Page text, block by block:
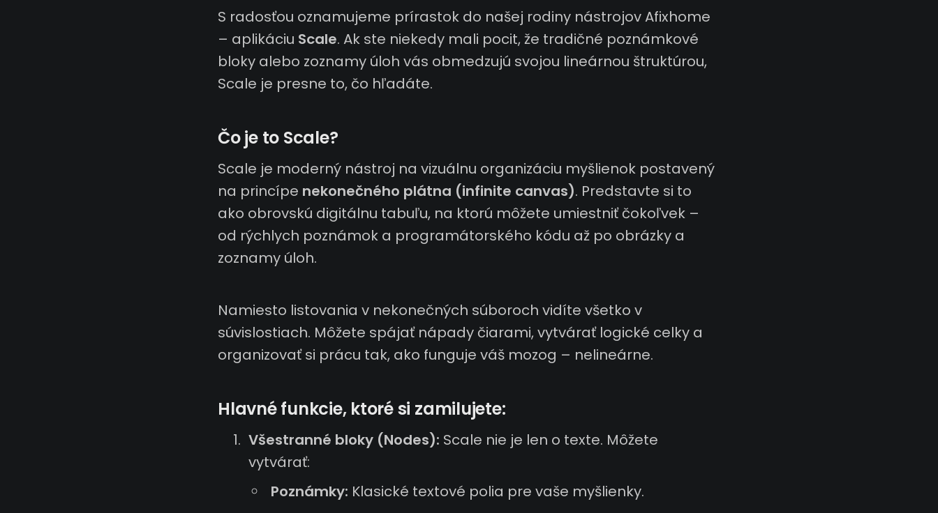
S radosťou oznamujeme prírastok do našej rodiny nástrojov Afixhome
– aplikáciu Scale. Ak ste niekedy mali pocit, že tradičné poznámkové
bloky alebo zoznamy úloh vás obmedzujú svojou lineárnou štruktúrou,
Scale je presne to, čo hľadáte.
Čo je to Scale?
Scale je moderný nástroj na vizuálnu organizáciu myšlienok postavený
na princípe nekonečného plátna (infinite canvas). Predstavte si to
ako obrovskú digitálnu tabuľu, na ktorú môžete umiestniť čokoľvek –
od rýchlych poznámok a programátorského kódu až po obrázky a
zoznamy úloh.
Namiesto listovania v nekonečných súboroch vidíte všetko v
súvislostiach. Môžete spájať nápady čiarami, vytvárať logické celky a
organizovať si prácu tak, ako funguje váš mozog – nelineárne.
Hlavné funkcie, ktoré si zamilujete:
Všestranné bloky (Nodes): Scale nie je len o texte. Môžete
vytvárať:
Poznámky: Klasické textové polia pre vaše myšlienky.